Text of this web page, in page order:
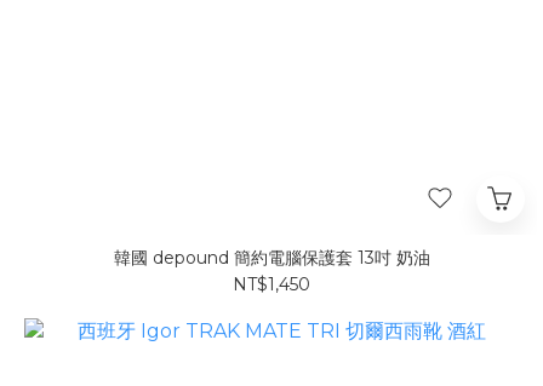
韓國 depound 簡約電腦保護套 13吋 奶油
NT$1,450